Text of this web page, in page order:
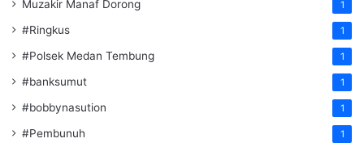
Muzakir Manaf Dorong 1
#Ringkus 1
#Polsek Medan Tembung 1
#banksumut 1
#bobbynasution 1
#Pembunuh 1